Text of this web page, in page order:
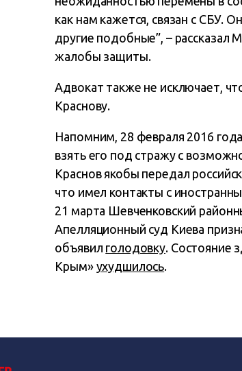
как нам кажется, связан с СБУ.
другие подобные”, –
жалобы защиты.
Адвокат также не исключает,
Краснову.
Напомним, 28 февраля 2016
взять его под стражу с
Краснов якобы передал
что имел контакты с
21 марта Шевченковский
Апелляционный суд Киева
объявил голодовку. Состояние
Крым» ухудшилось.